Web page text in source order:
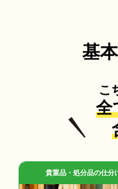
基
こ
全
貴重品・処分品の仕分